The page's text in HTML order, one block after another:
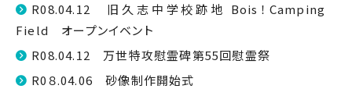
R08.04.12 旧久志中学校跡地 Bois！Camping
Field オープンイベント
R08.04.12 万世特攻慰霊碑第55回慰霊祭
R0８.04.06 砂像制作開始式